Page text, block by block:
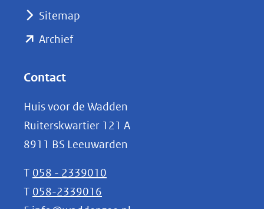
naar
Sitemap
Archief(opent
(verwijst
naar
een
andere
website)
Contact
Huis voor de Wadden
Ruiterskwartier 121 A
8911 BS Leeuwarden
T 058 - 2339010
T 058-2339016